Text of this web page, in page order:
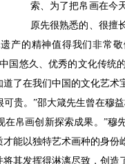
索、为了把帛画在今
原先很熟悉的、很擅
产的精神值得我们非常
国悠久、优秀的文化传统
了在我们中国的文化艺
贵。”邵大箴先生曾在穆
帛画创新探索成果。”穆
能以独特艺术画种的身份
其发挥得淋漓尽致，创